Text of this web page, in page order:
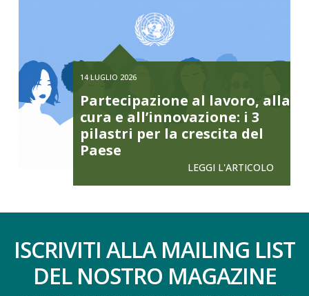
14 LUGLIO 2026
Partecipazione al lavoro, alla
cura e all’innovazione: i 3
pilastri per la crescita del
Paese
LEGGI L'ARTICOLO
ISCRIVITI ALLA MAILING LIST
DEL NOSTRO MAGAZINE